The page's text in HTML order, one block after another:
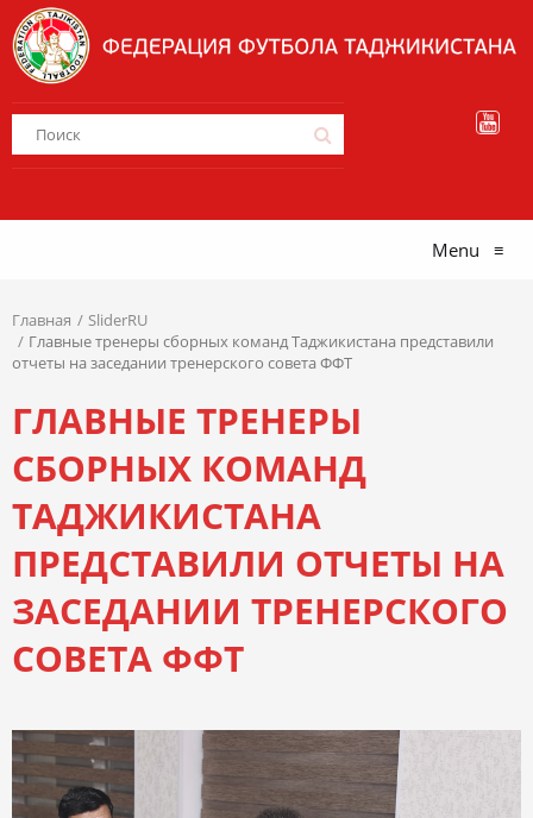
Menu ≡
Главная
SliderRU
Главные тренеры сборных команд Таджикистана представили
отчеты на заседании тренерского совета ФФТ
ГЛАВНЫЕ ТРЕНЕРЫ
СБОРНЫХ КОМАНД
ТАДЖИКИСТАНА
ПРЕДСТАВИЛИ ОТЧЕТЫ НА
ЗАСЕДАНИИ ТРЕНЕРСКОГО
СОВЕТА ФФТ